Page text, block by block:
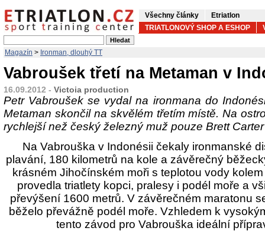
Všechny články
Etriatlon
TRIATLONOVÝ SHOP A ESHOP
Magazín > Ironman, dlouhý TT
Vabroušek třetí na Metaman v
16.09.2012 - Victoia production
Petr Vabroušek se vydal na ironmana do
Metaman skončil na skvělém třetím místě. Na
rychlejší než český železný muž pouze Brett
Na Vabrouška v Indonésii čekaly ironmanské
plavání, 180 kilometrů na kole a závěrečný
krásném Jihočínském moři s teplotou vody
provedla triatlety kopci, pralesy i podél moře a
převýšení 1600 metrů. V závěrečném maratonu
běželo převážně podél moře. Vzhledem k
tento závod pro Vabrouška ideální